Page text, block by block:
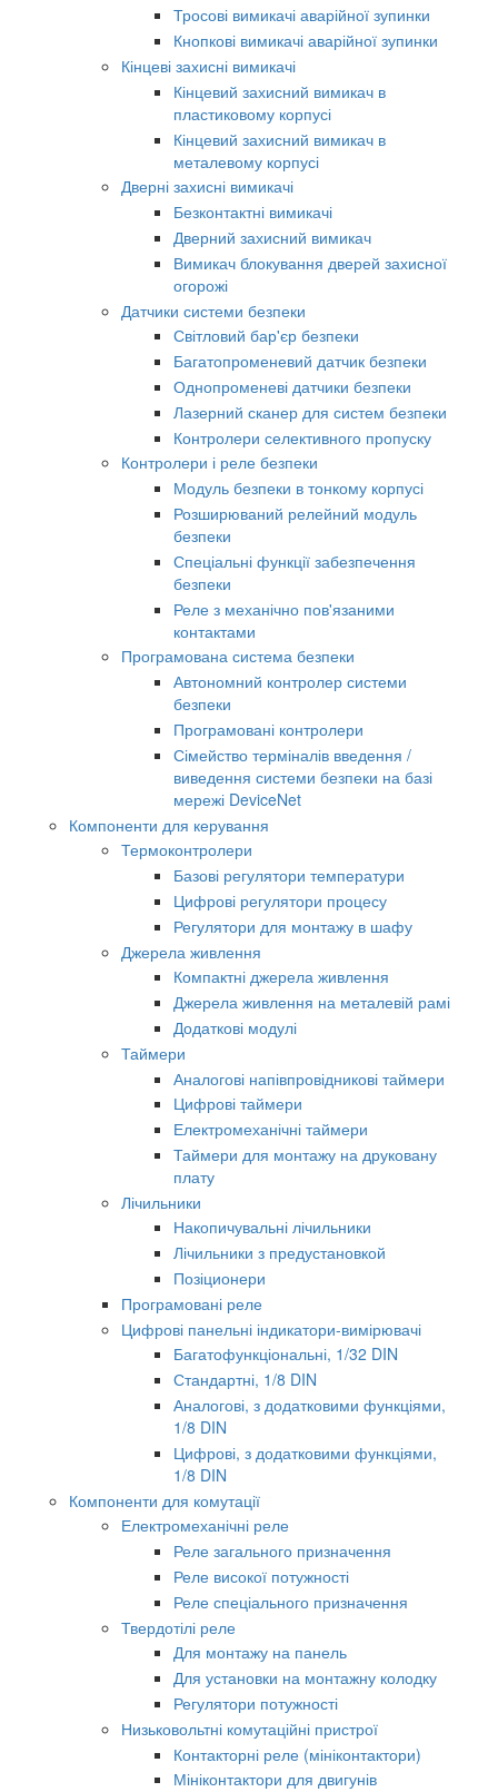
Тросові вимикачі аварійної зупинки
Кнопкові вимикачі аварійної зупинки
Кінцеві захисні вимикачі
Кінцевий захисний вимикач в
пластиковому корпусі
Кінцевий захисний вимикач в
металевому корпусі
Дверні захисні вимикачі
Безконтактні вимикачі
Дверний захисний вимикач
Вимикач блокування дверей захисної
огорожі
Датчики системи безпеки
Світловий бар'єр безпеки
Багатопроменевий датчик безпеки
Однопроменеві датчики безпеки
Лазерний сканер для систем безпеки
Контролери селективного пропуску
Контролери і реле безпеки
Модуль безпеки в тонкому корпусі
Розширюваний релейний модуль
безпеки
Спеціальні функції забезпечення
безпеки
Реле з механічно пов'язаними
контактами
Програмована система безпеки
Автономний контролер системи
безпеки
Програмовані контролери
Сімейство терміналів введення /
виведення системи безпеки на базі
мережі DeviceNet
Компоненти для керування
Термоконтролери
Базові регулятори температури
Цифрові регулятори процесу
Регулятори для монтажу в шафу
Джерела живлення
Компактні джерела живлення
Джерела живлення на металевій рамі
Додаткові модулі
Таймери
Аналогові напівпровідникові таймери
Цифрові таймери
Електромеханічні таймери
Таймери для монтажу на друковану
плату
Лічильники
Накопичувальні лічильники
Лічильники з предустановкой
Позіционери
Програмовані реле
Цифрові панельні індикатори-вимірювачі
Багатофункціональні, 1/32 DIN
Стандартні, 1/8 DIN
Аналогові, з додатковими функціями,
1/8 DIN
Цифрові, з додатковими функціями,
1/8 DIN
Компоненти для комутації
Електромеханічні реле
Реле загального призначення
Реле високої потужності
Реле спеціального призначення
Твердотілі реле
Для монтажу на панель
Для установки на монтажну колодку
Регулятори потужності
Низьковольтні комутаційні пристрої
Контакторні реле (мініконтактори)
Мініконтактори для двигунів